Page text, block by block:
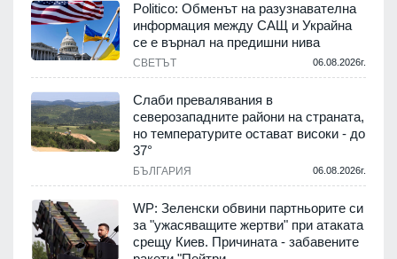
Politico: Обменът на разузнавателна
информация между САЩ и Украйна
се е върнал на предишни нива
СВЕТЪТ 06.08.2026г.
Слаби превалявания в
северозападните райони на страната,
но температурите остават високи - до
37°
БЪЛГАРИЯ 06.08.2026г.
WP: Зеленски обвини партньорите си
за "ужасяващите жертви" при атаката
срещу Киев. Причината - забавените